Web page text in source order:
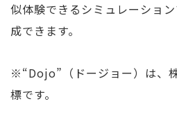
似体験できるシミュレーショ
成できます。
※“Dojo”（ドージョー）は、
標です。